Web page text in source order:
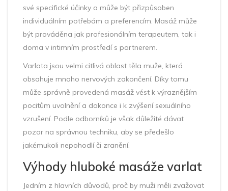
své specifické účinky a může být přizpůsoben
individuálním potřebám a preferencím. Masáž může
být prováděna jak profesionálním terapeutem, tak i
doma v intimním prostředí s partnerem.
Varlata jsou velmi citlivá oblast těla muže, která
obsahuje mnoho nervových zakončení. Díky tomu
může správně provedená masáž vést k výraznějším
pocitům uvolnění a dokonce i k zvýšení sexuálního
vzrušení. Podle odborníků je však důležité dávat
pozor na správnou techniku, aby se předešlo
jakémukoli nepohodlí či zranění.
Výhody hluboké masáže varlat
Jedním z hlavních důvodů, proč by muži měli zvažovat